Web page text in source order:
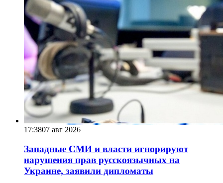
17:3807 авг 2026
Западные СМИ и власти игнорируют
нарушения прав русскоязычных на
Украине, заявили дипломаты